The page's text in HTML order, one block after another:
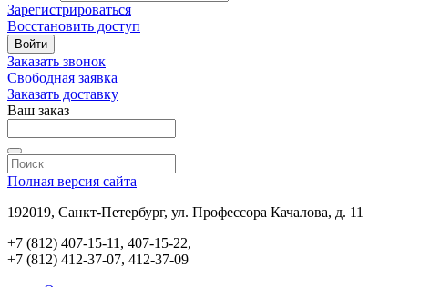
Зарегистрироваться
Восстановить доступ
Войти
Заказать звонок
Свободная заявка
Заказать доставку
Ваш заказ
Полная версия сайта
192019, Санкт-Петербург, ул. Профессора Качалова, д. 11
+7 (812) 407-15-11, 407-15-22,
+7 (812) 412-37-07, 412-37-09